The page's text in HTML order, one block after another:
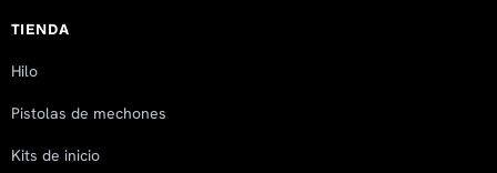
TIENDA
Hilo
Pistolas de mechones
Kits de inicio